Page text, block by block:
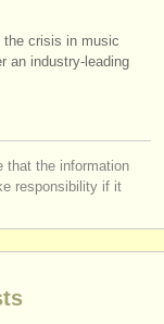
the crisis in music
an industry-leading
that the information
responsibility if it